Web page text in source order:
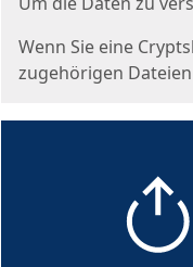
Wenn Sie eine
zugehörigen